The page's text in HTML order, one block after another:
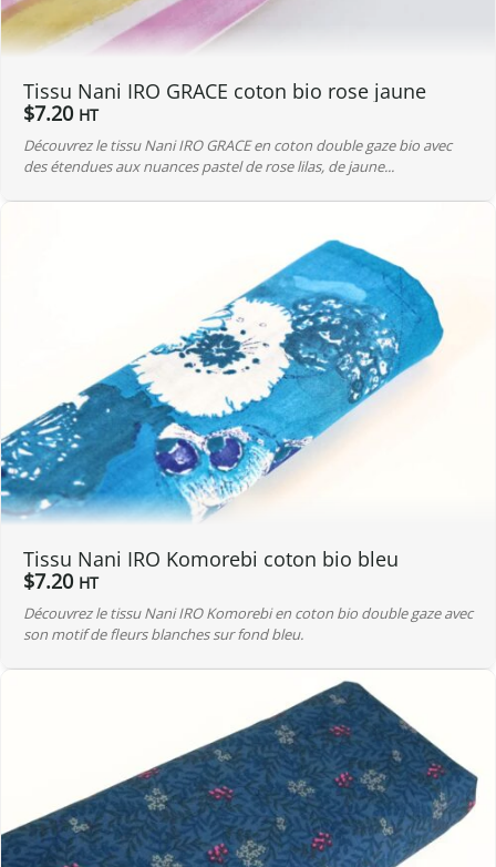
Tissu Nani IRO GRACE coton bio rose jaune
$7.20 HT
Découvrez le tissu Nani IRO GRACE en coton double gaze bio avec
des étendues aux nuances pastel de rose lilas, de jaune...
Tissu Nani IRO Komorebi coton bio bleu
$7.20 HT
Découvrez le tissu Nani IRO Komorebi en coton bio double gaze avec
son motif de fleurs blanches sur fond bleu.